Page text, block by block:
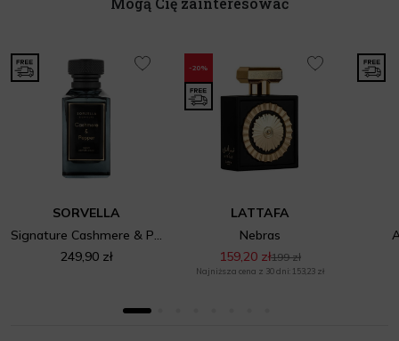
SORVELLA
Signature Cashmere & Pepper Parfum
249,90 zł
-20%
LATTAFA
Nebras
159,20 zł199 zł
Najniższa cena z 30 dni: 153,23 zł